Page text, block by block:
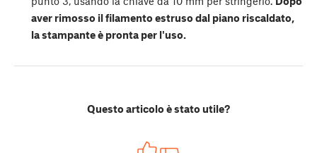
aver rimosso il filamento estruso dal piano riscaldato,
la stampante è pronta per l'uso.
Questo articolo è stato utile?